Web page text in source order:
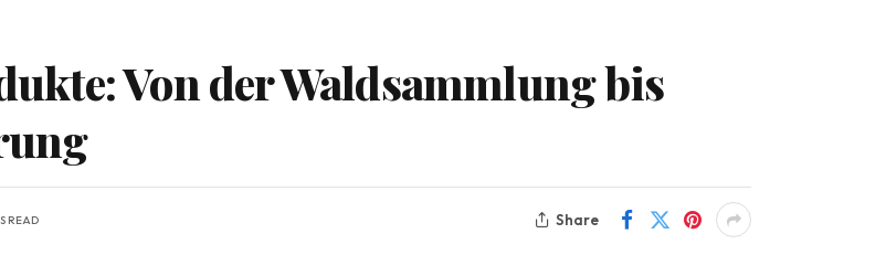
Von der Waldsammlung bis
READ Share